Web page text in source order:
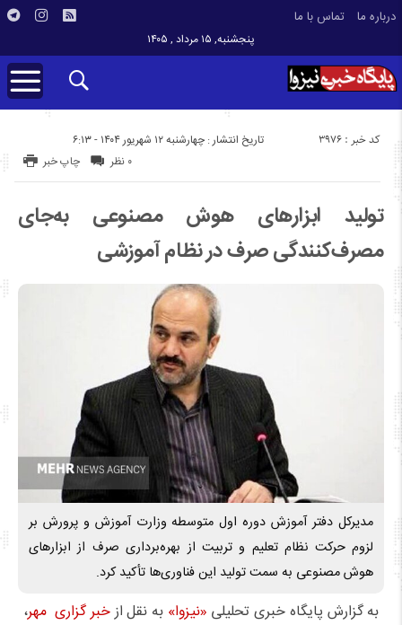
درباره ما تماس با ما
پنجشنبه, ۱۵ مرداد , ۱۴۰۵
تاریخ انتشار : چهارشنبه ۱۲ شهریور ۱۴۰۴ - ۶:۱۳ کد خبر : 3976
چاپ خبر ۰ نظر
تولید ابزارهای هوش مصنوعی به‌جای
مصرف‌کنندگی صرف در نظام آموزشی
مدیرکل دفتر آموزش دوره اول متوسطه وزارت آموزش و پرورش بر
لزوم حرکت نظام تعلیم و تربیت از بهره‌برداری صرف از ابزارهای
هوش مصنوعی به سمت تولید این فناوری‌ها تأکید کرد.
به گزارش پایگاه خبری تحلیلی «نیزوا» به نقل ازخبر گزاری مهر،